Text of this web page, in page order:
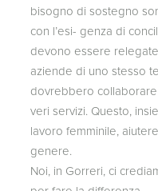
bisogno di sostegno
con l’esi- genza di
devono essere
aziende di uno stesso
dovrebbero
veri servizi. Questo,
lavoro femminile,
genere.
Noi, in Gorreri, ci